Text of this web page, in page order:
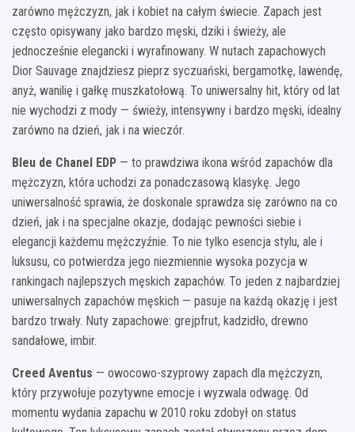
zarówno mężczyzn, jak i kobiet na całym świecie. Zapach jest
często opisywany jako bardzo męski, dziki i świeży, ale
jednocześnie elegancki i wyrafinowany. W nutach zapachowych
Dior Sauvage znajdziesz pieprz syczuański, bergamotkę, lawendę,
anyż, wanilię i gałkę muszkatołową. To uniwersalny hit, który od lat
nie wychodzi z mody — świeży, intensywny i bardzo męski, idealny
zarówno na dzień, jak i na wieczór.
Bleu de Chanel EDP — to prawdziwa ikona wśród zapachów dla
mężczyzn, która uchodzi za ponadczasową klasykę. Jego
uniwersalność sprawia, że doskonale sprawdza się zarówno na co
dzień, jak i na specjalne okazje, dodając pewności siebie i
elegancji każdemu mężczyźnie. To nie tylko esencja stylu, ale i
luksusu, co potwierdza jego niezmiennie wysoka pozycja w
rankingach najlepszych męskich zapachów. To jeden z najbardziej
uniwersalnych zapachów męskich — pasuje na każdą okazję i jest
bardzo trwały. Nuty zapachowe: grejpfrut, kadzidło, drewno
sandałowe, imbir.
Creed Aventus — owocowo-szyprowy zapach dla mężczyzn,
który przywołuje pozytywne emocje i wyzwala odwagę. Od
momentu wydania zapachu w 2010 roku zdobył on status